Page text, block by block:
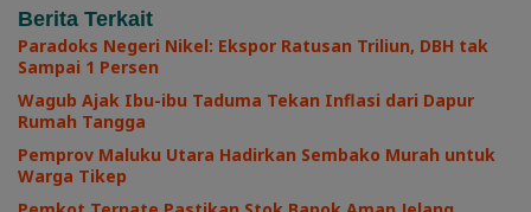
Berita Terkait
Paradoks Negeri Nikel: Ekspor Ratusan Triliun, DBH tak
Sampai 1 Persen
Wagub Ajak Ibu-ibu Taduma Tekan Inflasi dari Dapur
Rumah Tangga
Pemprov Maluku Utara Hadirkan Sembako Murah untuk
Warga Tikep